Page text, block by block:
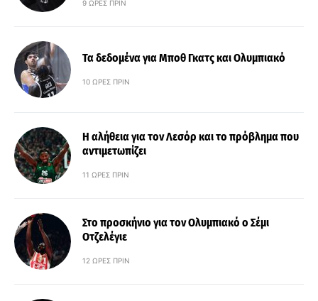
9 ΏΡΕΣ ΠΡΙΝ
Τα δεδομένα για Μποθ Γκατς και Ολυμπιακό
10 ΏΡΕΣ ΠΡΙΝ
Η αλήθεια για τον Λεσόρ και το πρόβλημα που
αντιμετωπίζει
11 ΏΡΕΣ ΠΡΙΝ
Στο προσκήνιο για τον Ολυμπιακό ο Σέμι
Οτζελέγιε
12 ΏΡΕΣ ΠΡΙΝ